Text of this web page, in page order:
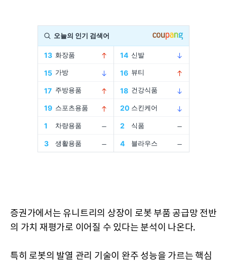
증권가에서는 유니트리의 상장이 로봇 부품 공급망 전반
의 가치 재평가로 이어질 수 있다는 분석이 나온다.
특히 로봇의 발열 관리 기술이 완주 성능을 가르는 핵심